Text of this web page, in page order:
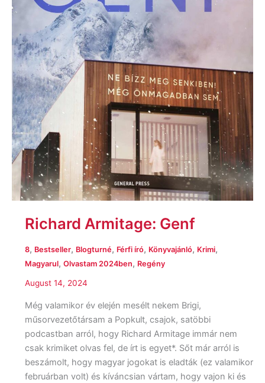
Richard Armitage: Genf
8, Bestseller, Blogturné, Férfi író, Könyvajánló, Krimi,
Magyarul, Olvastam 2024ben, Regény
August 14, 2024
Még valamikor év elején mesélt nekem Brigi,
műsorvezetőtársam a Popkult, csajok, satöbbi
podcastban arról, hogy Richard Armitage immár nem
csak krimiket olvas fel, de írt is egyet*. Sőt már arról is
beszámolt, hogy magyar jogokat is eladták (ez valamikor
februárban volt) és kíváncsian vártam, hogy vajon ki és